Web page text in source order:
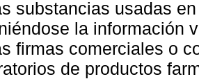
substancias usadas
la información
firmas comerciales o
de productos